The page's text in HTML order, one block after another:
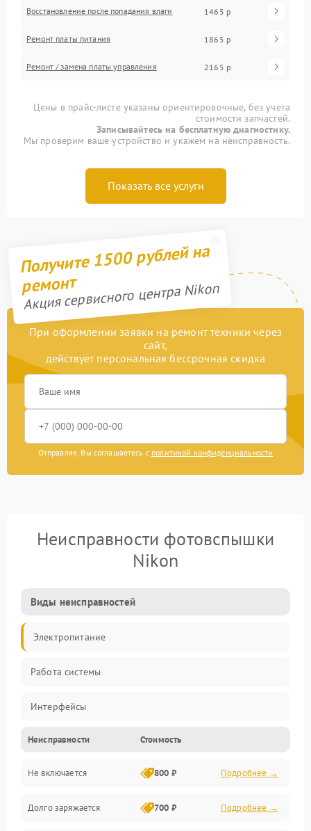
Восстановление после попадания влаги 1465 р
Ремонт платы питания 1865 р
Ремонт / замена платы управления 2165 р
Цены в прайс-листе указаны ориентировочные, без учета
стоимости запчастей.
Записывайтесь на бесплатную диагностику.
Мы проверим ваше устройство и укажем на неисправность.
Показать все услуги
Получите 1500 рублей на
ремонт
Акция сервисного центра Nikon
При оформлении заявки на ремонт техники через
сайт,
действует персональная бессрочная скидка
Отправляя, Вы соглашаетесь с политикой конфиденциальности
Неисправности фотовспышки
Nikon
Виды неисправностей
Электропитание
Работа системы
Интерфейсы
Электронные компоненты
Корпус/Герметичность
Неисправности Стоимость
Не включается 800 ₽ Подробнее →
Долго заряжается 700 ₽ Подробнее →